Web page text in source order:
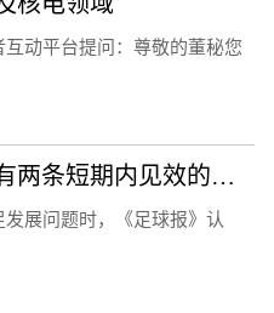
动平台提问：尊敬的董秘您
足球报：亚洲女足发展有两条短期内见效的道路，留洋和归化
展问题时，《足球报》认